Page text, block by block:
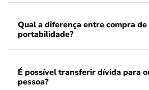
Qual a diferença entre compra
portabilidade?
É possível transferir dívida para
pessoa?